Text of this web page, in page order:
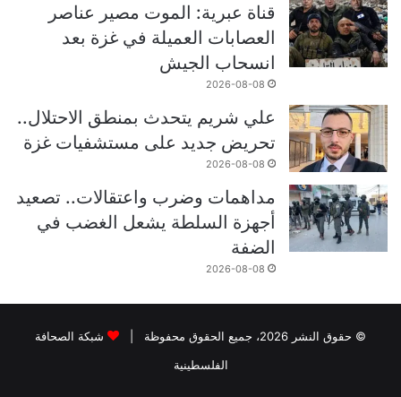
قناة عبرية: الموت مصير عناصر
العصابات العميلة في غزة بعد
انسحاب الجيش
2026-08-08
علي شريم يتحدث بمنطق الاحتلال..
تحريض جديد على مستشفيات غزة
2026-08-08
مداهمات وضرب واعتقالات.. تصعيد
أجهزة السلطة يشعل الغضب في
الضفة
2026-08-08
© حقوق النشر 2026، جميع الحقوق محفوظة |
شبكة الصحافة
الفلسطينية